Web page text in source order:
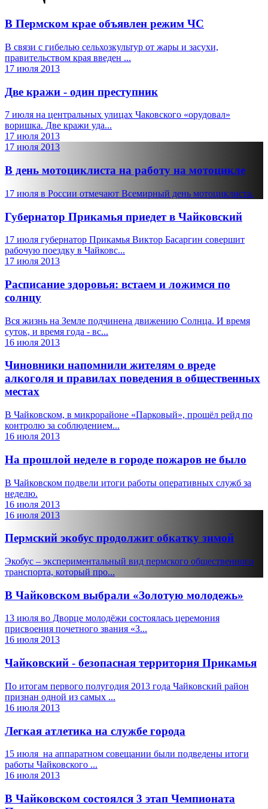
В Пермском крае объявлен режим ЧС
В связи с гибелью сельхозкультур от жары и засухи,
правительством края введен ...
17 июля 2013
Две кражи - один преступник
7 июля на центральных улицах Чаковского «орудовал»
воришка. Две кражи уда...
17 июля 2013
17 июля 2013
В день мотоциклиста на работу на мотоцикле
17 июля в России отмечают Всемирный день мотоциклиста.
Губернатор Прикамья приедет в Чайковский
17 июля губернатор Прикамья Виктор Басаргин совершит
рабочую поездку в Чайковс...
17 июля 2013
Расписание здоровья: встаем и ложимся по
солнцу
Вся жизнь на Земле подчинена движению Солнца. И время
суток, и время года - вс...
16 июля 2013
Чиновники напомнили жителям о вреде
алкоголя и правилах поведения в общественных
местах
В Чайковском, в микрорайоне «Парковый», прошёл рейд по
контролю за соблюдением...
16 июля 2013
На прошлой неделе в городе пожаров не было
В Чайковском подвели итоги работы оперативных служб за
неделю.
16 июля 2013
16 июля 2013
Пермский экобус продолжит обкатку зимой
Экобус – экспериментальный вид пермского общественного
транспорта, который про...
В Чайковском выбрали «Золотую молодежь»
13 июля во Дворце молодёжи состоялась церемония
присвоения почетного звания «З...
16 июля 2013
Чайковский - безопасная территория Прикамья
По итогам первого полугодия 2013 года Чайковский район
признан одной из самых ...
16 июля 2013
Легкая атлетика на службе города
15 июля на аппаратном совещании были подведены итоги
работы Чайковского ...
16 июля 2013
В Чайковском состоялся 3 этап Чемпионата